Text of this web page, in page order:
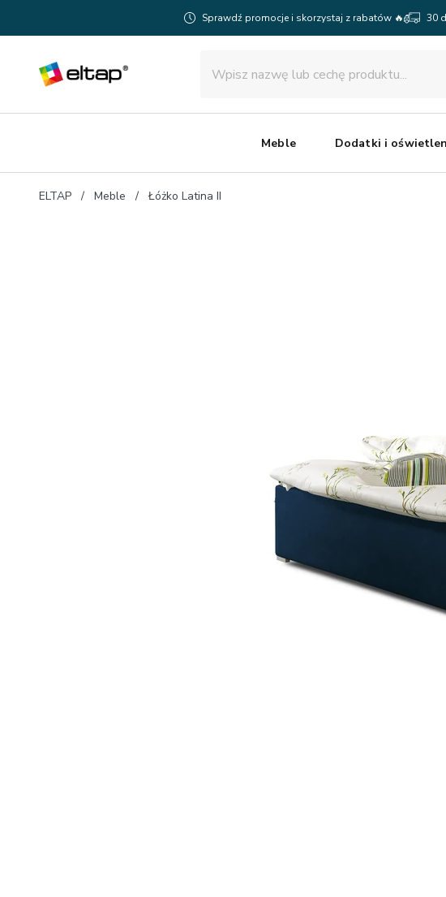
Sprawdź promocje i skorzystaj z rabatów 🔥 30
Meble Dodatki i
ELTAP Meble Łóżko Latina II